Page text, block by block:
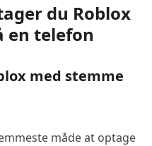
du Roblox
en telefon
med stemme
måde at optage